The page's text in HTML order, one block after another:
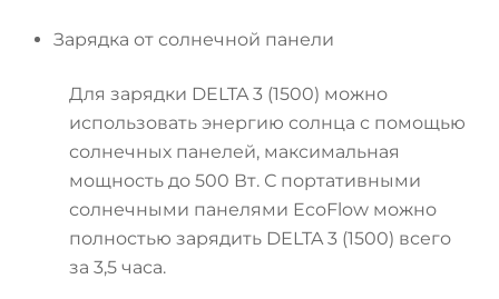
Зарядка от солнечной панели
Для зарядки DELTA 3 (1500) можно
использовать энергию солнца с помощью
солнечных панелей, максимальная
мощность до 500 Вт. С портативными
солнечными панелями EcoFlow можно
полностью зарядить DELTA 3 (1500) всего
за 3,5 часа.